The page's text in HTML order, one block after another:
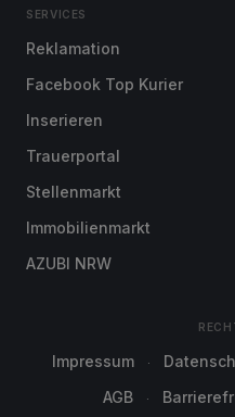
SERVICES
Reklamation
Facebook Top Kurier
Inserieren
Trauerportal
Stellenmarkt
Immobilienmarkt
AZUBI NRW
Impressum
AGB